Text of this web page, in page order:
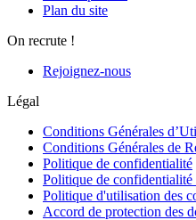
Plan du site
On recrute !
Rejoignez-nous
Légal
Conditions Générales
Conditions Générales de
Politique de confidentialité
Politique de
Politique d'utilisation des
Accord de protection des